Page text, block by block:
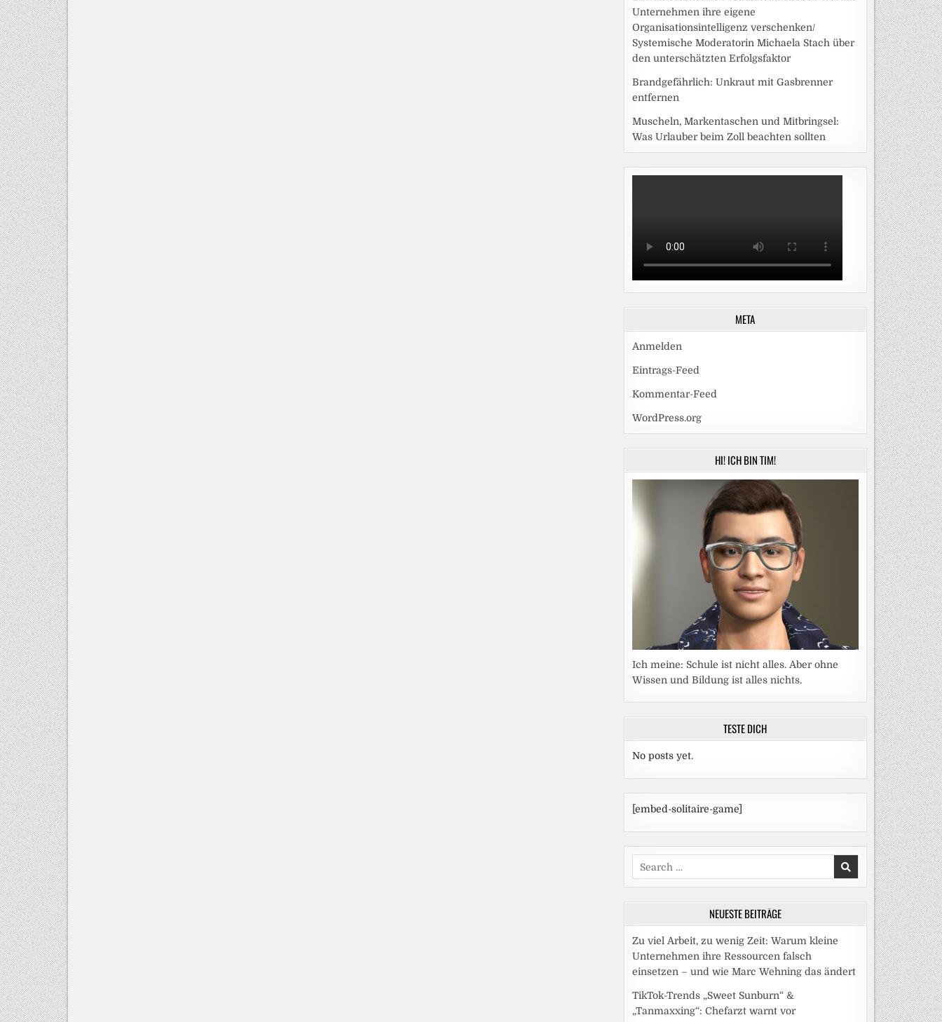
Unternehmen ihre eigene
Organisationsintelligenz verschenken/
Systemische Moderatorin Michaela Stach über
den unterschätzten Erfolgsfaktor
Brandgefährlich: Unkraut mit Gasbrenner
entfernen
Muscheln, Markentaschen und Mitbringsel:
Was Urlauber beim Zoll beachten sollten
META
Anmelden
Eintrags-Feed
Kommentar-Feed
WordPress.org
HI! ICH BIN TIM!
Ich meine: Schule ist nicht alles. Aber ohne
Wissen und Bildung ist alles nichts.
TESTE DICH
No posts yet.
[embed-solitaire-game]
Search
for:
NEUESTE BEITRÄGE
Zu viel Arbeit, zu wenig Zeit: Warum kleine
Unternehmen ihre Ressourcen falsch
einsetzen – und wie Marc Wehning das ändert
TikTok-Trends „Sweet Sunburn“ &
„Tanmaxxing“: Chefarzt warnt vor